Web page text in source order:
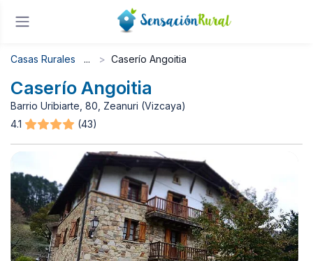
Casas Rurales Caserío Angoitia
Caserío Angoitia
Barrio Uribiarte, 80, Zeanuri (Vizcaya)
4.1
(43)